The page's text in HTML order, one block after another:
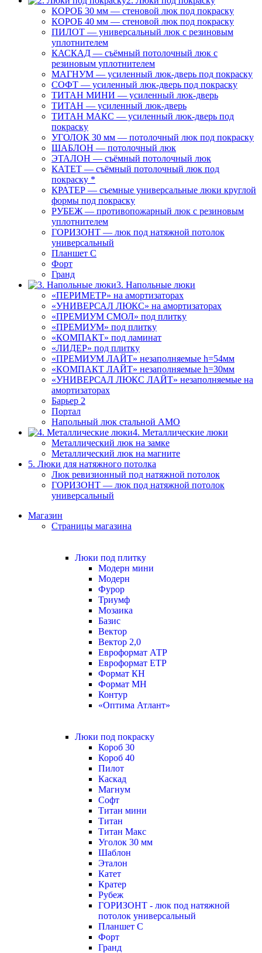
КОРОБ 30 мм — стеновой люк под покраску
КОРОБ 40 мм — стеновой люк под покраску
ПИЛОТ — универсальный люк с резиновым
уплотнителем
КАСКАД — съёмный потолочный люк с
резиновым уплотнителем
МАГНУМ — усиленный люк-дверь под покраску
СОФТ — усиленный люк-дверь под покраску
ТИТАН МИНИ — усиленный люк-дверь
ТИТАН — усиленный люк-дверь
ТИТАН МАКС — усиленный люк-дверь под
покраску
УГОЛОК 30 мм — потолочный люк под покраску
ШАБЛОН — потолочный люк
ЭТАЛОН — съёмный потолочный люк
КАТЕТ — съёмный потолочный люк под
покраску *
КРАТЕР — съемные универсальные люки круглой
формы под покраску
РУБЕЖ — противопожарный люк с резиновым
уплотнителем
ГОРИЗОНТ — люк под натяжной потолок
универсальный
Планшет С
Форт
Гранд
3. Напольные люки
«ПЕРИМЕТР» на амортизаторах
«УНИВЕРСАЛ ЛЮКС» на амортизаторах
«ПРЕМИУМ СМОЛ» под плитку
«ПРЕМИУМ» под плитку
«КОМПАКТ» под ламинат
«ЛИДЕР» под плитку
«ПРЕМИУМ ЛАЙТ» незаполняемые h=54мм
«КОМПАКТ ЛАЙТ» незаполняемые h=30мм
«УНИВЕРСАЛ ЛЮКС ЛАЙТ» незаполняемые на
амортизаторах
Барьер 2
Портал
Напольный люк стальной АМО
4. Металлические люки
Металлический люк на замке
Металлический люк на магните
5. Люки для натяжного потолка
Люк ревизионный под натяжной потолок
ГОРИЗОНТ — люк под натяжной потолок
универсальный
Магазин
Страницы магазина
Люки под плитку
Модерн мини
Модерн
Фурор
Триумф
Мозаика
Базис
Вектор
Вектор 2,0
Евроформат АТР
Евроформат ЕТР
Формат КН
Формат МН
Контур
«Оптима Атлант»
Люки под покраску
Короб 30
Короб 40
Пилот
Каскад
Магнум
Софт
Титан мини
Титан
Титан Макс
Уголок 30 мм
Шаблон
Эталон
Катет
Кратер
Рубеж
ГОРИЗОНТ - люк под натяжной
потолок универсальный
Планшет С
Форт
Гранд